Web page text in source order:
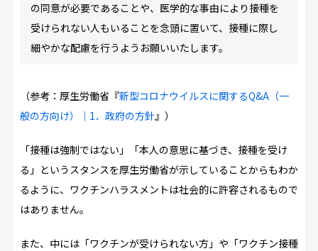
の同意が必要であることや、医学的な事由により接種を
受けられない人もいることを念頭に置いて、接種に際し
細やかな配慮を行うようお願いいたします。
（参考：厚生労働省『新型コロナウイルスに関するQ&A（一
般の方向け）｜1．政府の方針 』）
「接種は強制ではない」「本人の意思に基づき、接種を受け
る」というスタンスを厚生労働省が示していることからもわか
るように、ワクチンハラスメントは社会的に許容されるもので
はありません。
また、中には「ワクチンが受けられない方」や「ワクチン接種